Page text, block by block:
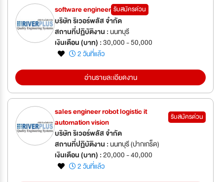
software engineer รับสมัครด่วน
บริษัท ริเวอร์พลัส จำกัด
สถานที่ปฏิบัติงาน :นนทบุรี
เงินเดือน (บาท) :30,000 - 50,000
2 วันที่แล้ว
อ่านรายละเอียดงาน
sales engineer robot logistic it
automation vision
รับสมัครด่วน
บริษัท ริเวอร์พลัส จำกัด
สถานที่ปฏิบัติงาน :นนทบุรี (ปากเกร็ด)
เงินเดือน (บาท) :20,000 - 40,000
2 วันที่แล้ว